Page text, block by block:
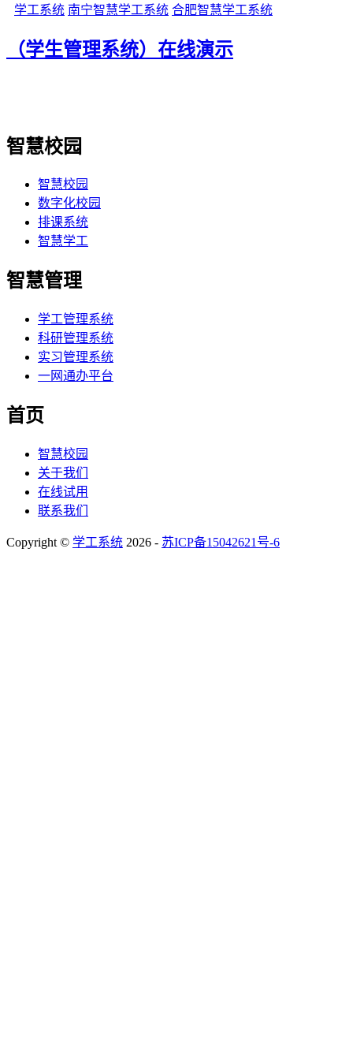
学工系统 南宁智慧学工系统 合肥智慧学工系统
（学生管理系统）在线演示
智慧校园
智慧校园
数字化校园
排课系统
智慧学工
智慧管理
学工管理系统
科研管理系统
实习管理系统
一网通办平台
首页
智慧校园
关于我们
在线试用
联系我们
Copyright © 学工系统 2026 - 苏ICP备15042621号-6